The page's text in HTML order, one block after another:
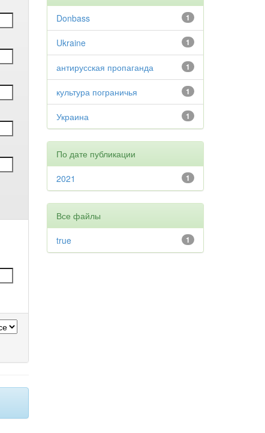
1
Donbass
1
Ukraine
1
антирусская пропаганда
1
культура пограничья
1
Украина
По дате публикации
1
2021
Все файлы
1
true